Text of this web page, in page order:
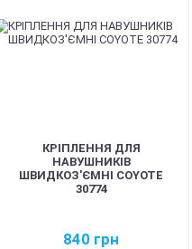
КРІПЛЕННЯ ДЛЯ
НАВУШНИКІВ
ШВИДКОЗ'ЄМНІ COYOTE
30774
840 грн